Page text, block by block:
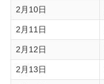
2月10日
2月11日
2月12日
2月13日